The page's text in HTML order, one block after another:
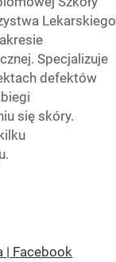
Lekarskiego
Specjalizuje
defektów
się skóry.
| Facebook